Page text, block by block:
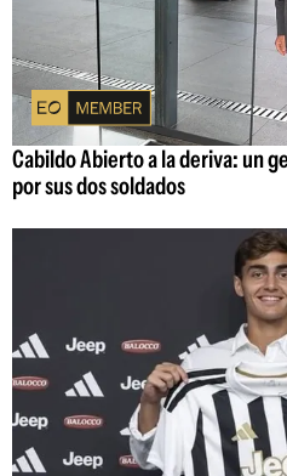
Cabildo Abierto a la deriva: un
por sus dos soldados